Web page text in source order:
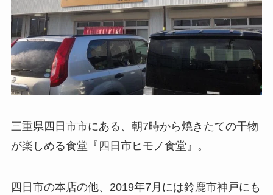
三重県四日市市にある、朝7時から焼きたての干物
が楽しめる食堂『四日市ヒモノ食堂』。
四日市の本店の他、2019年7月には鈴鹿市神戸にも